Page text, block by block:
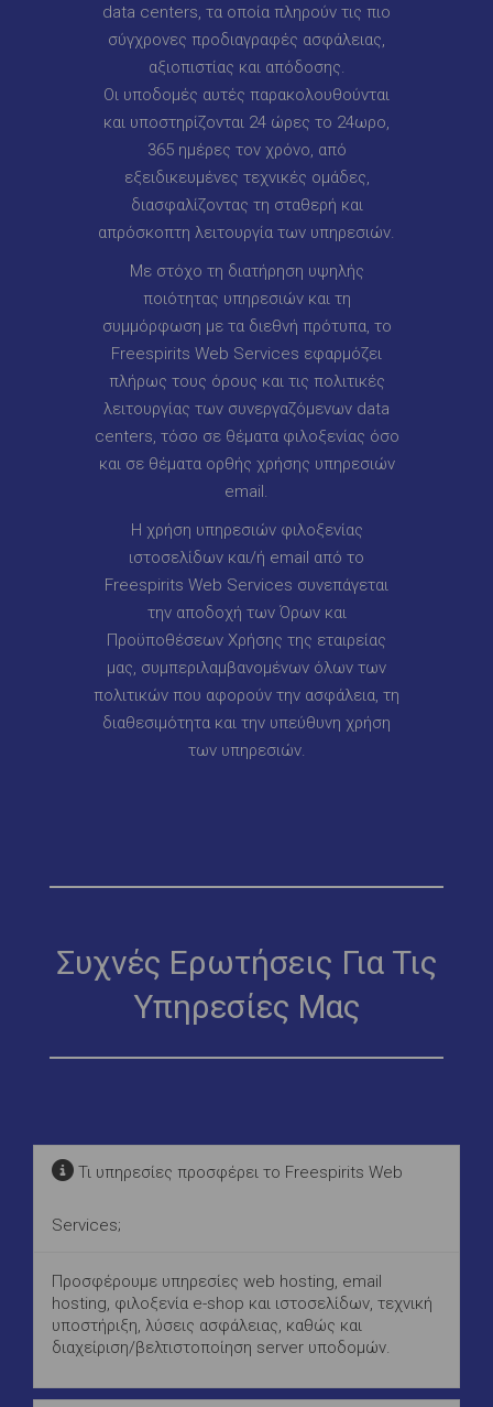
data centers, τα οποία πληρούν τις πιο
σύγχρονες προδιαγραφές ασφάλειας,
αξιοπιστίας και απόδοσης.
Οι υποδομές αυτές παρακολουθούνται
και υποστηρίζονται 24 ώρες το 24ωρο,
365 ημέρες τον χρόνο, από
εξειδικευμένες τεχνικές ομάδες,
διασφαλίζοντας τη σταθερή και
απρόσκοπτη λειτουργία των υπηρεσιών.
Με στόχο τη διατήρηση υψηλής
ποιότητας υπηρεσιών και τη
συμμόρφωση με τα διεθνή πρότυπα, το
Freespirits Web Services εφαρμόζει
πλήρως τους όρους και τις πολιτικές
λειτουργίας των συνεργαζόμενων data
centers, τόσο σε θέματα φιλοξενίας όσο
και σε θέματα ορθής χρήσης υπηρεσιών
email.
Η χρήση υπηρεσιών φιλοξενίας
ιστοσελίδων και/ή email από το
Freespirits Web Services συνεπάγεται
την αποδοχή των Όρων και
Προϋποθέσεων Χρήσης της εταιρείας
μας, συμπεριλαμβανομένων όλων των
πολιτικών που αφορούν την ασφάλεια, τη
διαθεσιμότητα και την υπεύθυνη χρήση
των υπηρεσιών.
Συχνές Ερωτήσεις Για Τις
Υπηρεσίες Μας
Τι υπηρεσίες προσφέρει το Freespirits Web
Services;
Προσφέρουμε υπηρεσίες web hosting, email
hosting, φιλοξενία e-shop και ιστοσελίδων, τεχνική
υποστήριξη, λύσεις ασφάλειας, καθώς και
διαχείριση/βελτιστοποίηση server υποδομών.